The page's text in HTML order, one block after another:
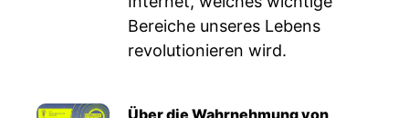
Bereiche unseres Lebens
revolutionieren wird.
Über die Wahrnehmung von